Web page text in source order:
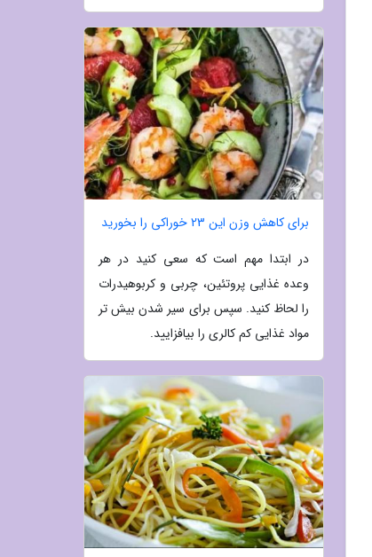
برای کاهش وزن این 23 خوراکی را بخورید
در ابتدا مهم است که سعی کنید در هر
وعده غذایی پروتئین، چربی و کربوهیدرات
را لحاظ کنید. سپس برای سیر شدن بیش تر
مواد غذایی کم کالری را بیافزایید.